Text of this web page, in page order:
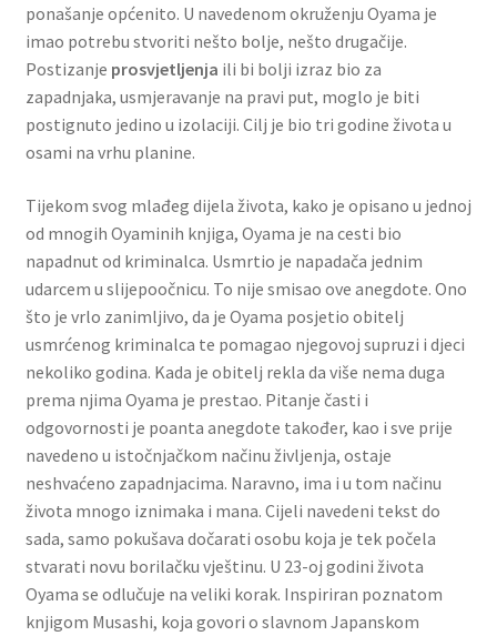
ponašanje općenito. U navedenom okruženju Oyama je
imao potrebu stvoriti nešto bolje, nešto drugačije.
Postizanje prosvjetljenja ili bi bolji izraz bio za
zapadnjaka, usmjeravanje na pravi put, moglo je biti
postignuto jedino u izolaciji. Cilj je bio tri godine života u
osami na vrhu planine.
Tijekom svog mlađeg dijela života, kako je opisano u jednoj
od mnogih Oyaminih knjiga, Oyama je na cesti bio
napadnut od kriminalca. Usmrtio je napadača jednim
udarcem u slijepoočnicu. To nije smisao ove anegdote. Ono
što je vrlo zanimljivo, da je Oyama posjetio obitelj
usmrćenog kriminalca te pomagao njegovoj supruzi i djeci
nekoliko godina. Kada je obitelj rekla da više nema duga
prema njima Oyama je prestao. Pitanje časti i
odgovornosti je poanta anegdote također, kao i sve prije
navedeno u istočnjačkom načinu življenja, ostaje
neshvaćeno zapadnjacima. Naravno, ima i u tom načinu
života mnogo iznimaka i mana. Cijeli navedeni tekst do
sada, samo pokušava dočarati osobu koja je tek počela
stvarati novu borilačku vještinu. U 23-oj godini života
Oyama se odlučuje na veliki korak. Inspiriran poznatom
knjigom Musashi, koja govori o slavnom Japanskom